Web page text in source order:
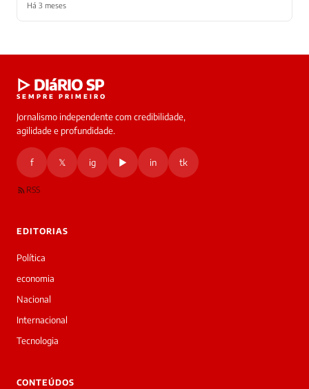
Há 3 meses
online
Oi!
Bom
dia!
a
Laura,
▷
▷ DIáRIO SP
SEMPRE PRIMEIRO
Jornalismo independente com credibilidade,
agilidade e profundidade.
f 𝕏 ig ▶ in tk
RSS
EDITORIAS
Política
economia
Nacional
Internacional
Tecnologia
CONTEÚDOS